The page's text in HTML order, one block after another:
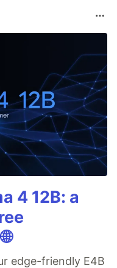
4 12B: a
edge-friendly E4B